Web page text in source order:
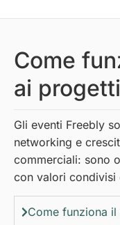
Come
ai progetti
Gli eventi Freebly
networking e
commerciali: sono
con valori condivisi
Come funziona